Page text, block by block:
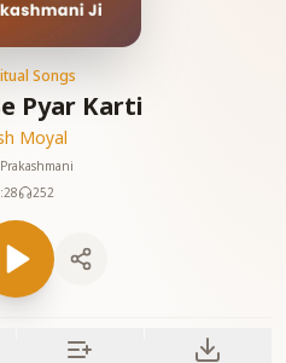
Songs
Pyar Karti
Moyal
252